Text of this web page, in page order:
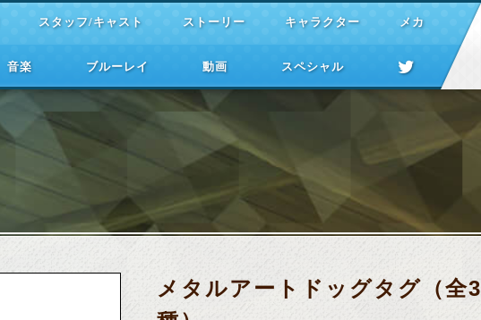
スタッフ/キャスト ストーリー キャラクター メカ
音楽 ブルーレイ 動画 スペシャル
メタルアートドッグタグ（全3